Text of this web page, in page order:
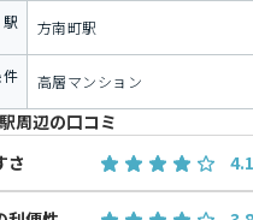
方南町駅
件 高層マンション
周辺の口コミ
さ